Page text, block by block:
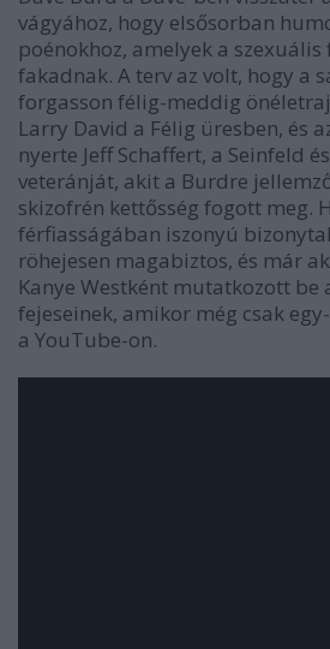
vágyához, hogy elsősorban
poénokhoz, amelyek a
fakadnak. A terv az volt, hogy a
forgasson félig-meddig
Larry David a Félig üresben, és
nyerte Jeff Schaffert, a Seinfeld
veteránját, akit a Burdre
skizofrén kettősség fogott meg.
férfiasságában iszonyú
röhejesen magabiztos, és már
Kanye Westként mutatkozott be
fejeseinek, amikor még csak
a YouTube-on.